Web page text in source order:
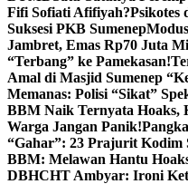
Fifi Sofiati Afifiyah?Psikotes
Suksesi PKB Sumenep
Jambret, Emas Rp70 Juta
“Terbang” ke Pamekasan!
Amal di Masjid Sumenep
Memanas: Polisi “Sikat”
BBM Naik Ternyata Hoaks,
Warga Jangan Panik!
“Gahar”: 23 Prajurit Kodim
BBM: Melawan Hantu
DBHCHT Ambyar: Ironi